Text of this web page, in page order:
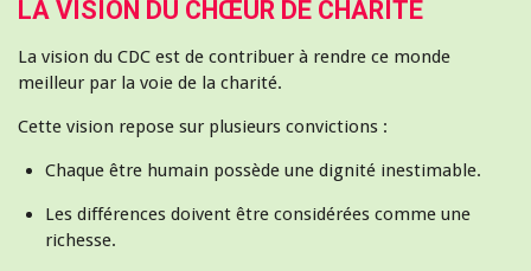
LA VISION DU CHŒUR DE CHARITÉ
La vision du CDC est de contribuer à rendre ce monde
meilleur par la voie de la charité.
Cette vision repose sur plusieurs convictions :
Chaque être humain possède une dignité inestimable.
Les différences doivent être considérées comme une
richesse.